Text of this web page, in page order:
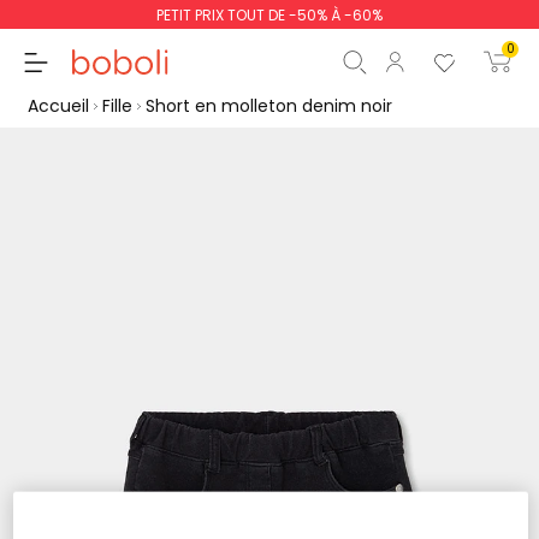
PETIT PRIX TOUT DE -50% À -60%
0
Accueil Fille Short en molleton denim noir